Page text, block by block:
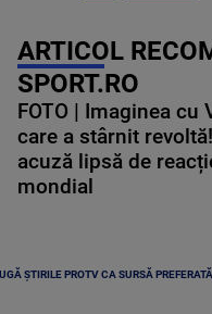
ARTICOL
SPORT.RO
FOTO | Imaginea cu
care a stârnit
acuză lipsă de
mondial
ȘTIRILE PROTV CA SURSĂ PREFERATĂ